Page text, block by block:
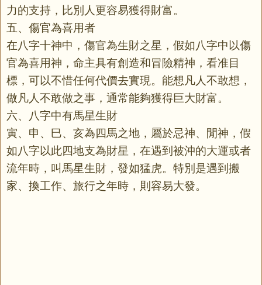
力的支持，比別人更容易獲得財富。
五、傷官為喜用者
在八字十神中，傷官為生財之星，假如八字中以傷
官為喜用神，命主具有創造和冒險精神，看准目
標，可以不惜任何代價去實現。能想凡人不敢想，
做凡人不敢做之事，通常能夠獲得巨大財富。
六、八字中有馬星生財
寅、申、巳、亥為四馬之地，屬於忌神、閒神，假
如八字以此四地支為財星，在遇到被沖的大運或者
流年時，叫馬星生財，發如猛虎。特別是遇到搬
家、換工作、旅行之年時，則容易大發。